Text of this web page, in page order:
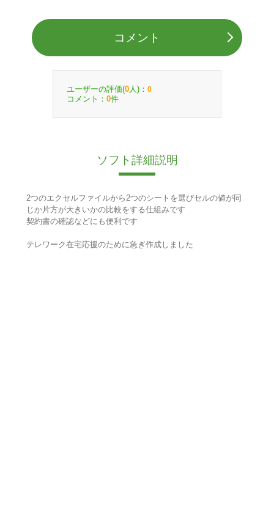
コメント
ユーザーの評価(0 人)： 0
コメント： 0件
ソフト詳細説明
2つのエクセルファイルから2つのシートを選びセルの値が同
じか片方が大きいかの比較をする仕組みです
契約書の確認などにも便利です
テレワーク在宅応援のために急ぎ作成しました